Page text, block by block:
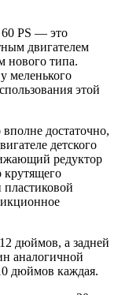
PS — это
двигателем
нового типа.
меленького
этой
достаточно,
детского
редуктор
крутящего
дюймов, а задней
аналогичной
дюймов каждая.